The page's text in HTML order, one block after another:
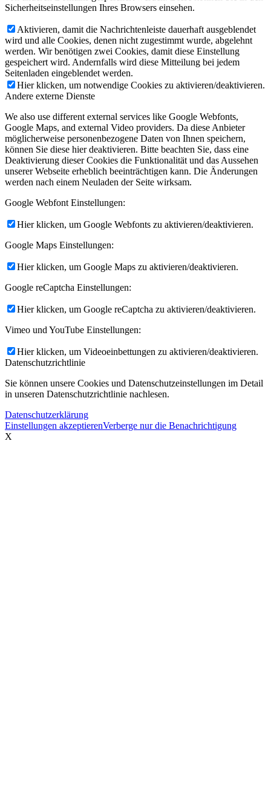
ÜBER UNS
UNSERE ZIELE
UNTERSTÜTZEN SIE UNS!
Sicherheitseinstellungen Ihres Browsers einsehen.
Aktivieren, damit die Nachrichtenleiste dauerhaft ausgeblendet
wird und alle Cookies, denen nicht zugestimmt wurde, abgelehnt
werden. Wir benötigen zwei Cookies, damit diese Einstellung
gespeichert wird. Andernfalls wird diese Mitteilung bei jedem
Seitenladen eingeblendet werden.
Hier klicken, um notwendige Cookies zu aktivieren/deaktivieren.
Andere externe Dienste
We also use different external services like Google Webfonts,
Google Maps, and external Video providers. Da diese Anbieter
möglicherweise personenbezogene Daten von Ihnen speichern,
können Sie diese hier deaktivieren. Bitte beachten Sie, dass eine
Deaktivierung dieser Cookies die Funktionalität und das Aussehen
unserer Webseite erheblich beeinträchtigen kann. Die Änderungen
werden nach einem Neuladen der Seite wirksam.
Google Webfont Einstellungen:
Hier klicken, um Google Webfonts zu aktivieren/deaktivieren.
Google Maps Einstellungen:
Hier klicken, um Google Maps zu aktivieren/deaktivieren.
Google reCaptcha Einstellungen:
Hier klicken, um Google reCaptcha zu aktivieren/deaktivieren.
Vimeo und YouTube Einstellungen:
Hier klicken, um Videoeinbettungen zu aktivieren/deaktivieren.
Datenschutzrichtlinie
Sie können unsere Cookies und Datenschutzeinstellungen im Detail
in unseren Datenschutzrichtlinie nachlesen.
Datenschutzerklärung
Einstellungen akzeptierenVerberge nur die Benachrichtigung
X